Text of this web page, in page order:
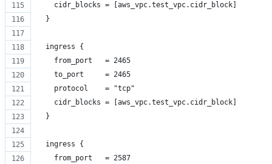
    cidr_blocks = [aws_vpc.test_vpc.cidr_block]
  }
  ingress {
    from_port   = 2465
    to_port     = 2465
    protocol    = "tcp"
    cidr_blocks = [aws_vpc.test_vpc.cidr_block]
  }
  ingress {
    from_port   = 2587